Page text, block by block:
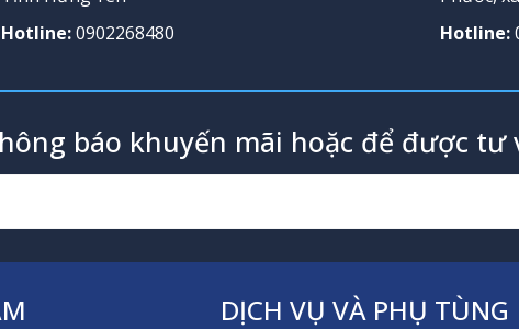
Hotline:0902268480
Hotline:
báo khuyến mãi hoặc để được tư
DỊCH VỤ VÀ PHỤ TÙNG